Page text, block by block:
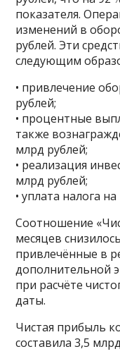
показателя.
изменений в
рублей. Эти
следующим
• привлечение
рублей;
• процентные
также
млрд рублей;
• реализация
млрд рублей;
• уплата налога
Соотношение
месяцев
привлечённые в
дополнительной
при расчёте
даты.
Чистая прибыль
составила 3,5